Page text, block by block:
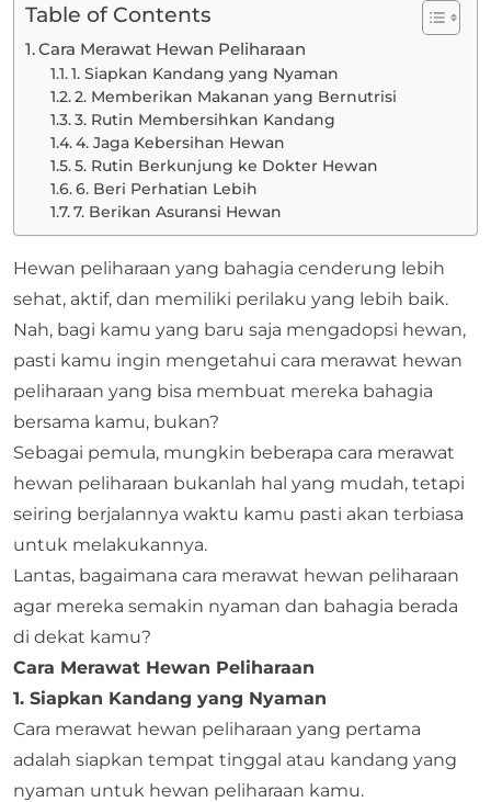
Table of Contents
Cara Merawat Hewan Peliharaan
1. Siapkan Kandang yang Nyaman
2. Memberikan Makanan yang Bernutrisi
3. Rutin Membersihkan Kandang
4. Jaga Kebersihan Hewan
5. Rutin Berkunjung ke Dokter Hewan
6. Beri Perhatian Lebih
7. Berikan Asuransi Hewan
Hewan peliharaan yang bahagia cenderung lebih
sehat, aktif, dan memiliki perilaku yang lebih baik.
Nah, bagi kamu yang baru saja mengadopsi hewan,
pasti kamu ingin mengetahui cara merawat hewan
peliharaan yang bisa membuat mereka bahagia
bersama kamu, bukan?
Sebagai pemula, mungkin beberapa cara merawat
hewan peliharaan bukanlah hal yang mudah, tetapi
seiring berjalannya waktu kamu pasti akan terbiasa
untuk melakukannya.
Lantas, bagaimana cara merawat hewan peliharaan
agar mereka semakin nyaman dan bahagia berada
di dekat kamu?
Cara Merawat Hewan Peliharaan
1. Siapkan Kandang yang Nyaman
Cara merawat hewan peliharaan yang pertama
adalah siapkan tempat tinggal atau kandang yang
nyaman untuk hewan peliharaan kamu.